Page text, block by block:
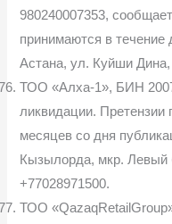
980240007353,
принимаются в течение
Астана, ул. Куйши Дина,
ТОО «Алха-1», БИН
ликвидации. Претензии
месяцев со дня
Кызылорда, мкр. Левый
+77028971500.
ТОО